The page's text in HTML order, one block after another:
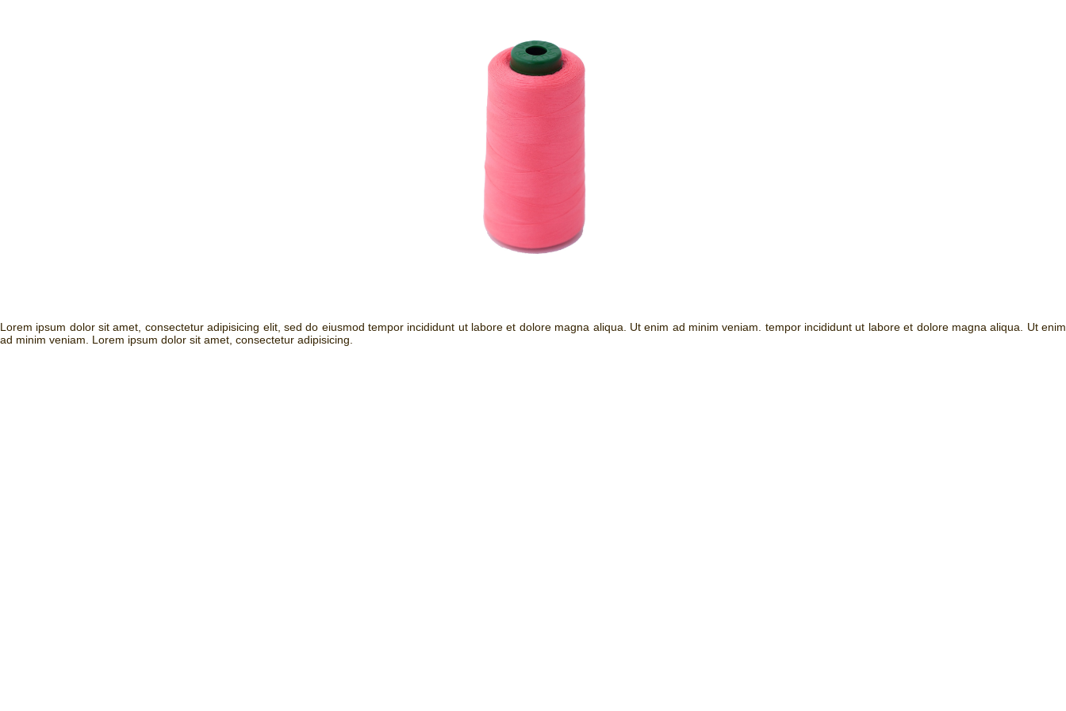
Lorem ipsum dolor sit amet, consectetur adipisicing elit, sed do eiusmod tempor incididunt ut labore et dolore magna aliqua. Ut enim ad minim veniam. tempor incididunt ut labore et dolore magna aliqua. Ut enim
ad minim veniam. Lorem ipsum dolor sit amet, consectetur adipisicing.